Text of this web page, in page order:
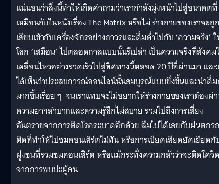
แน่นอนว่าสิ่งนี้ทำให้เกิดคำถามว่าเรากำลังมุ่งหน้าไปสู่อนาคตที่
เหมือนกับในหนังเรื่อง The Matrix หรือไม่ ร่างกายของเราจะถูก
เสียบเข้ากับเครื่องจักรอย่างถาวรและดื่มด่ำไปกับ ‘ความจริง’
โลก ‘เสมือน’ ไปตลอดกาลแบบนั้นรึเปล่า เป็นความจริงที่สังคม
เคลื่อนไหวอย่างรวดเร็วไปสู่ทิศทางนี้ตลอด 20 ปีที่ผ่านมา และ
ได้เห็นว่าประสบการณ์ออนไลน์นั้นสมบูรณ์แบบยิ่งขึ้นและน่าดื่
มากขึ้นเรื่อย ๆ จนเราแทบจะไม่อยากให้ร่างกายของเราต้องผ่
ความยากลำบากและความรู้สึกไม่สบาย รวมไปถึงการเสี่ยง
อันตรายจากการติดโรคระบาดอีกด้วย ลืมไปได้เลยกับฝนตกรถ
ติดที่ทำให้ไปชมคอนเสิร์ตไม่ทัน หรือการเบียดเสียดยัดเยียดกั
ฝูงชนที่ร่วมชมคอนเสิร์ต หรือแม้กระทั่งความกลัวว่าจะติดโควิด
จากการพบปะผู้คน